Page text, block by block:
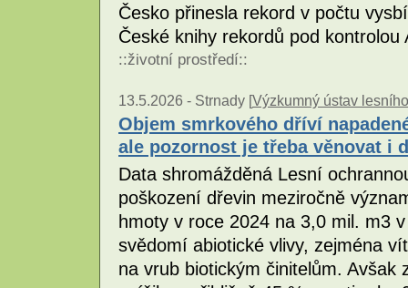
Česko přinesla rekord v počtu
České knihy rekordů pod
::životní prostředí::
13.5.2026 - Strnady [Výzkumný ústav
Objem smrkového dříví
ale pozornost je třeba věnovat i
Data shromážděná Lesní
poškození dřevin meziročně
hmoty v roce 2024 na 3,0 mil. m3
svědomí abiotické vlivy, zejména
na vrub biotickým činitelům.